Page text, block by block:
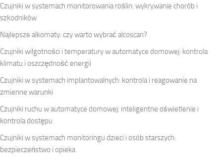
Czujniki w systemach monitorowania roślin: wykrywanie chorób i
szkodników
Najlepsze alkomaty: czy warto wybrać alcoscan?
Czujniki wilgotności i temperatury w automatyce domowej: kontrola
klimatu i oszczędność energii
Czujniki w systemach implantowalnych: kontrola i reagowanie na
zmienne warunki
Czujniki ruchu w automatyce domowej: inteligentne oświetlenie i
kontrola dostępu
Czujniki w systemach monitoringu dzieci i osób starszych:
bezpieczeństwo i opieka